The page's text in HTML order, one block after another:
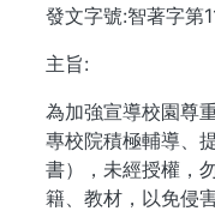
發文字號:智著字
主旨:
為加強宣導校園尊
專校院積極輔導、
書），未經授權，
籍、教材，以免侵